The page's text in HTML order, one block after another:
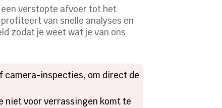
een verstopte afvoer tot het
van snelle analyses en
zodat je weet wat je van ons
camera-inspecties, om direct de
niet voor verrassingen komt te